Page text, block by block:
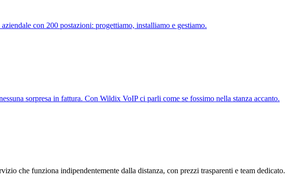
con 200 postazioni: progettiamo, installiamo e gestiamo.
sorpresa in fattura. Con Wildix VoIP ci parli come se fossimo nella stanza accanto.
che funziona indipendentemente dalla distanza, con prezzi trasparenti e team dedicato.